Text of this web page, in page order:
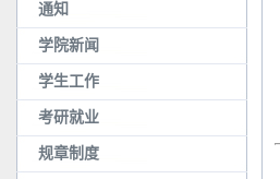
通知
学院新闻
学生工作
考研就业
规章制度